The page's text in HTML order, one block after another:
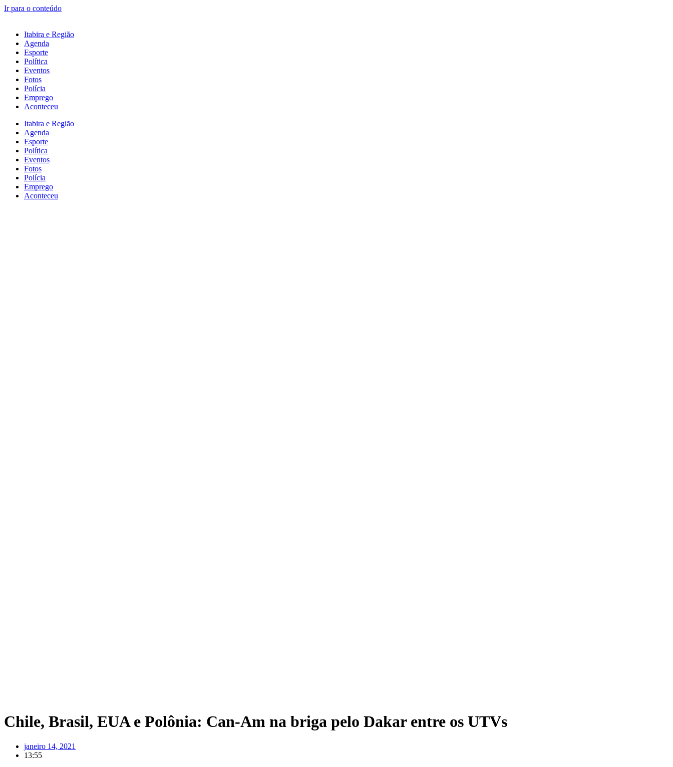
Ir para o conteúdo
Itabira e Região
Agenda
Esporte
Política
Eventos
Fotos
Polícia
Emprego
Aconteceu
Itabira e Região
Agenda
Esporte
Política
Eventos
Fotos
Polícia
Emprego
Aconteceu
Chile, Brasil, EUA e Polônia: Can-Am na briga pelo Dakar entre os UTVs
janeiro 14, 2021
13:55